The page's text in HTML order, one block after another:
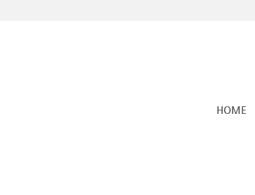
HOME